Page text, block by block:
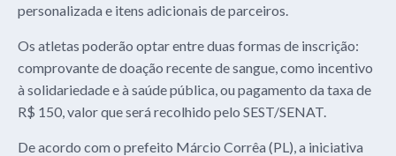
personalizada e itens adicionais de parceiros.
Os atletas poderão optar entre duas formas de inscrição:
comprovante de doação recente de sangue, como incentivo
à solidariedade e à saúde pública, ou pagamento da taxa de
R$ 150, valor que será recolhido pelo SEST/SENAT.
De acordo com o prefeito Márcio Corrêa (PL), a iniciativa